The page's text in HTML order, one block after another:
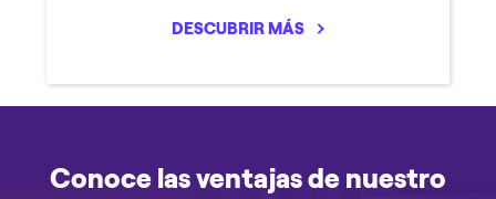
DESCUBRIR MÁS
Conoce las ventajas de nuestro